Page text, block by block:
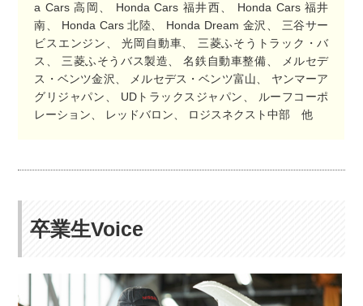
a Cars 高岡、 Honda Cars 福井西、 Honda Cars 福井
南、 Honda Cars 北陸、 Honda Dream 金沢、 三谷サー
ビスエンジン、 光岡自動車、 三菱ふそうトラック・バ
ス、 三菱ふそうバス製造、 名鉄自動車整備、 メルセデ
ス・ベンツ金沢、 メルセデス・ベンツ富山、 ヤンマーア
グリジャパン、 UDトラックスジャパン、 ルーフコーポ
レーション、 レッドバロン、 ロジスネクスト中部 他
卒業生Voice